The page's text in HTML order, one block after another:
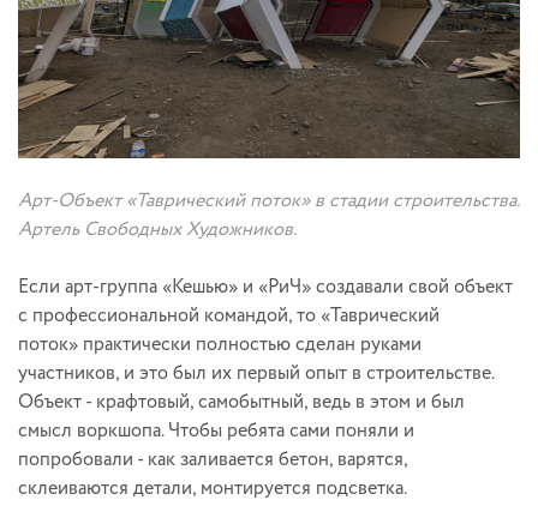
Арт-Объект «Таврический поток» в стадии строительства.
Артель Свободных Художников.
Если арт-группа «Кешью» и «РиЧ» создавали свой объект
с профессиональной командой, то «Таврический
поток» практически полностью сделан руками
участников, и это был их первый опыт в строительстве.
Объект - крафтовый, самобытный, ведь в этом и был
смысл воркшопа. Чтобы ребята сами поняли и
попробовали - как заливается бетон, варятся,
склеиваются детали, монтируется подсветка.